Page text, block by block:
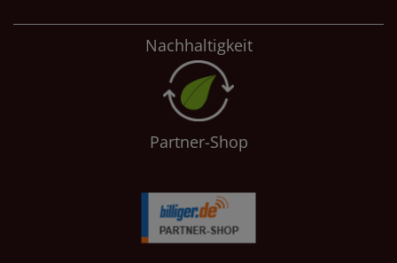
Nachhaltigkeit
Partner-Shop